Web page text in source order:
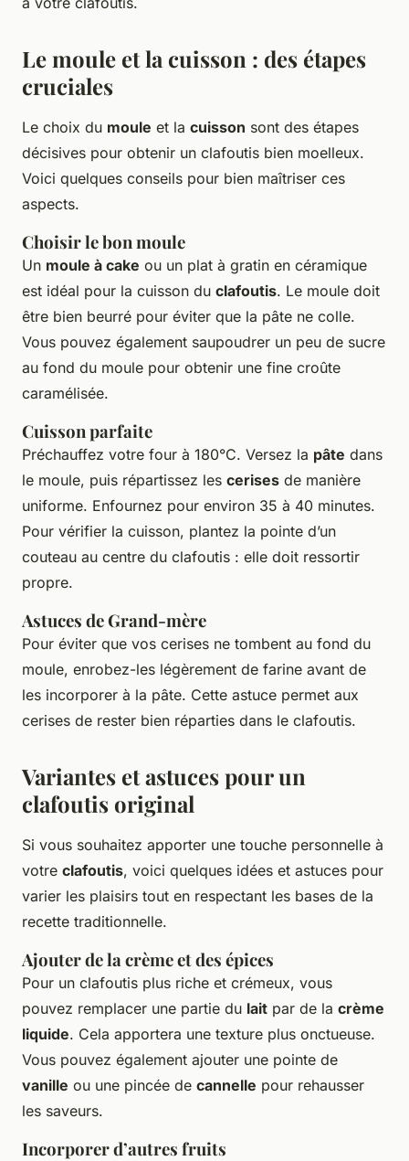
Le moule et la cuisson : des étapes
cruciales
Le choix du moule et la cuisson sont des étapes
décisives pour obtenir un clafoutis bien moelleux.
Voici quelques conseils pour bien maîtriser ces
aspects.
Choisir le bon moule
Un moule à cake ou un plat à gratin en céramique
est idéal pour la cuisson du clafoutis. Le moule doit
être bien beurré pour éviter que la pâte ne colle.
Vous pouvez également saupoudrer un peu de sucre
au fond du moule pour obtenir une fine croûte
caramélisée.
Cuisson parfaite
Préchauffez votre four à 180°C. Versez la pâte dans
le moule, puis répartissez les cerises de manière
uniforme. Enfournez pour environ 35 à 40 minutes.
Pour vérifier la cuisson, plantez la pointe d’un
couteau au centre du clafoutis : elle doit ressortir
propre.
Astuces de Grand-mère
Pour éviter que vos cerises ne tombent au fond du
moule, enrobez-les légèrement de farine avant de
les incorporer à la pâte. Cette astuce permet aux
cerises de rester bien réparties dans le clafoutis.
Variantes et astuces pour un
clafoutis original
Si vous souhaitez apporter une touche personnelle à
votre clafoutis, voici quelques idées et astuces pour
varier les plaisirs tout en respectant les bases de la
recette traditionnelle.
Ajouter de la crème et des épices
Pour un clafoutis plus riche et crémeux, vous
pouvez remplacer une partie du lait par de la crème
liquide. Cela apportera une texture plus onctueuse.
Vous pouvez également ajouter une pointe de
vanille ou une pincée de cannelle pour rehausser
les saveurs.
Incorporer d’autres fruits